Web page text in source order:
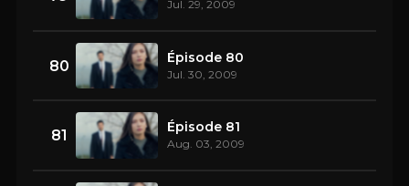
Jul. 29, 2009
80 Épisode 80
Jul. 30, 2009
81 Épisode 81
Aug. 03, 2009